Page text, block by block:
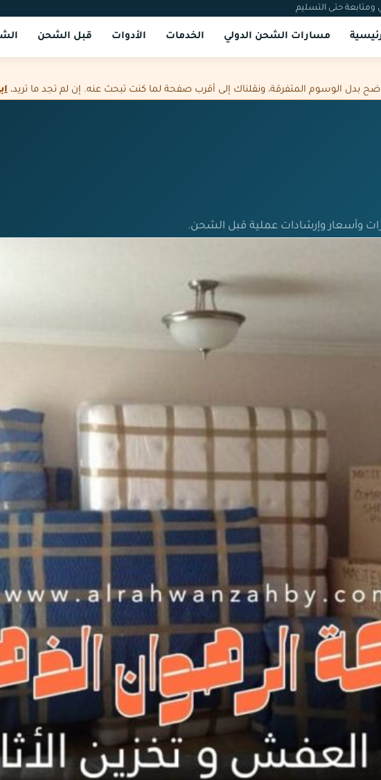
حتى التسليم
مسارات الشحن الدولي الخدمات الأدوات قبل الشحن
الوسوم المتفرقة، ونقلناك إلى أقرب صفحة لما كنت تبحث عنه. إن لم تجد ما تريد،
وأسعار وإرشادات عملية قبل الشحن.